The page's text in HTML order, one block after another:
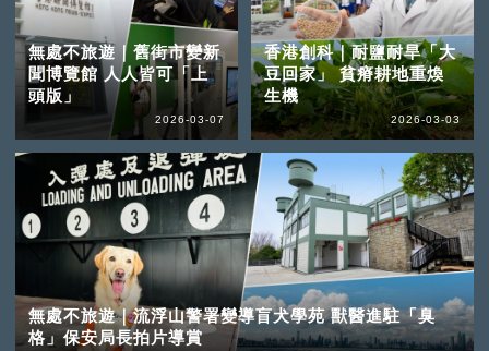
無處不旅遊｜舊街市變新
聞博覽館 人人皆可「上
頭版」
2026-03-07
香港創科｜耐鹽耐旱「大
豆回家」 貧瘠耕地重煥
生機
2026-03-03
無處不旅遊｜流浮山警署變導盲犬學苑 獸醫進駐「臭
格」保安局長拍片導賞